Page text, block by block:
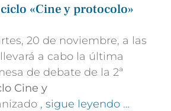
«Cine y protocolo»
20 de noviembre, a las
a cabo la última
de debate de la 2ª
Cine y
, sigue leyendo …